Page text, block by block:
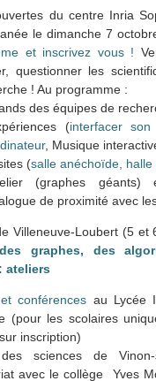
du centre Inria
le dimanche 7
et inscrivez vous !
questionner les
! Au programme :
des équipes de
(interfacer
, Musique
(salle anéchoïde, halle
(graphes géants)
de proximité avec
Villeneuve-Loubert (5
graphes, des
ateliers
conférences au Lycée
(pour les scolaires
inscription)
sciences de Vinon-
avec le collège Yves